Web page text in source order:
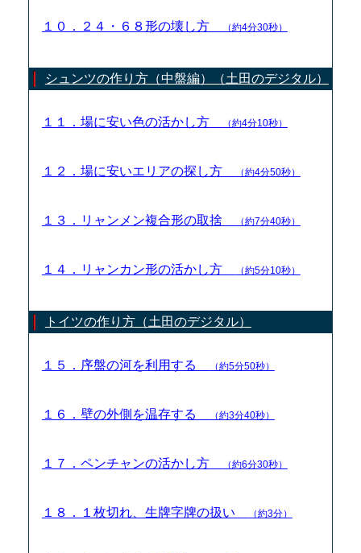
１０．２４・６８形の壊し方 （約4分30秒）
シュンツの作り方（中盤編）（土田のデジタル）
１１．場に安い色の活かし方 （約4分10秒）
１２．場に安いエリアの探し方 （約4分50秒）
１３．リャンメン複合形の取捨 （約7分40秒）
１４．リャンカン形の活かし方 （約5分10秒）
トイツの作り方（土田のデジタル）
１５．序盤の河を利用する （約5分50秒）
１６．壁の外側を温存する （約3分40秒）
１７．ペンチャンの活かし方 （約6分30秒）
１８．１枚切れ、生牌字牌の扱い （約3分）